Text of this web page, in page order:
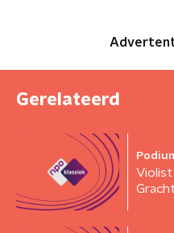
Gerelateerd
Violist